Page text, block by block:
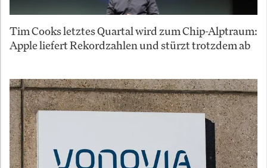
Tim Cooks letztes Quartal wird zum Chip-Alptraum:
Apple liefert Rekordzahlen und stürzt trotzdem ab